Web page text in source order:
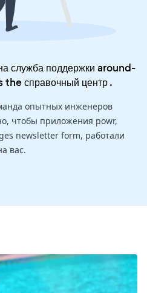
служба поддержки around-
theсправочный центр.
опытных инженеров
чтобы приложения powr,
newsletter form, работали
вас.